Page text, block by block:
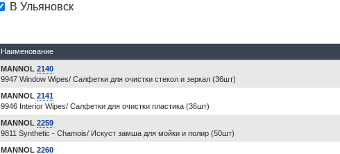
В Ульяновск
Наименование
MANNOL 2140
9947 Window Wipes/ Салфетки для очистки стекол и зеркал (36шт)
MANNOL 2141
9946 Interior Wipes/ Салфетки для очистки пластика (36шт)
MANNOL 2259
9811 Synthetic - Chamois/ Искуст замша для мойки и полир (50шт)
MANNOL 2260